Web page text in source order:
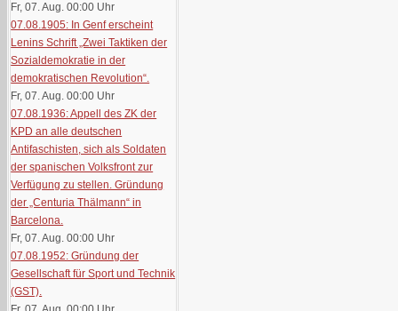
Fr, 07. Aug. 00:00 Uhr
07.08.1905: In Genf erscheint
Lenins Schrift „Zwei Taktiken der
Sozialdemokratie in der
demokratischen Revolution“.
Fr, 07. Aug. 00:00 Uhr
07.08.1936: Appell des ZK der
KPD an alle deutschen
Antifaschisten, sich als Soldaten
der spanischen Volksfront zur
Verfügung zu stellen. Gründung
der „Centuria Thälmann“ in
Barcelona.
Fr, 07. Aug. 00:00 Uhr
07.08.1952: Gründung der
Gesellschaft für Sport und Technik
(GST).